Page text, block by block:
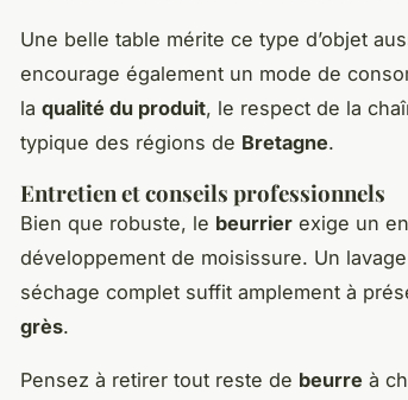
Une belle table mérite ce type d’objet
encourage également un mode de
la qualité du produit, le respect de la
typique des régions de Bretagne.
Entretien et conseils professionnels
Bien que robuste, le beurrier exige un
développement de moisissure. Un lavage
séchage complet suffit amplement à
grès.
Pensez à retirer tout reste de beurre à